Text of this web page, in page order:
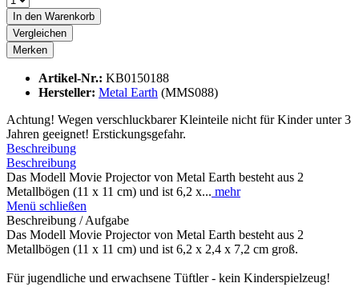
In den Warenkorb
Vergleichen
Merken
Artikel-Nr.: KB0150188
Hersteller: Metal Earth (MMS088)
Achtung! Wegen verschluckbarer Kleinteile nicht für Kinder unter 3
Jahren geeignet! Erstickungsgefahr.
Beschreibung
Beschreibung
Das Modell Movie Projector von Metal Earth besteht aus 2
Metallbögen (11 x 11 cm) und ist 6,2 x... mehr
Menü schließen
Beschreibung / Aufgabe
Das Modell Movie Projector von Metal Earth besteht aus 2
Metallbögen (11 x 11 cm) und ist 6,2 x 2,4 x 7,2 cm groß.
Für jugendliche und erwachsene Tüftler - kein Kinderspielzeug!